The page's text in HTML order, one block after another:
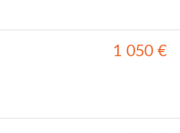
1 050 €